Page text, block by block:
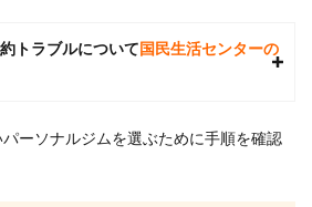
トラブルについて国民生活センターの
ーソナルジムを選ぶために手順を確認